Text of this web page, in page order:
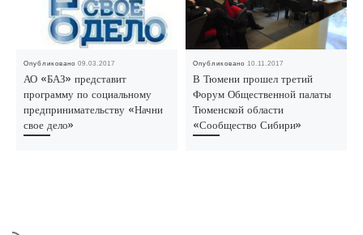
Опубликовано09.03.2017
АО «БАЗ» представит
программу по социальному
предпринимательству «Начни
свое дело»
Опубликовано10.11.2017
В Тюмени прошел третий
Форум Общественной палаты
Тюменской области
«Сообщество Сибири»